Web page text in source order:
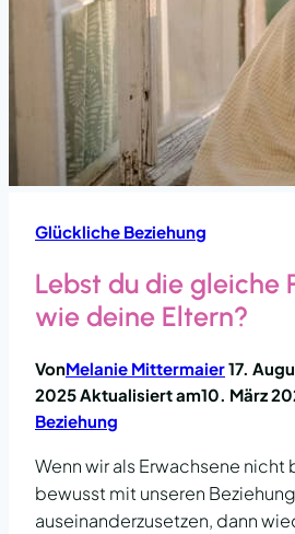
Glückliche Beziehung
Lebst du die gleiche
wie deine Eltern?
VonMelanie Mittermaier17.
2025Aktualisiert am10. März
Beziehung
Wenn wir als Erwachsene nicht
bewusst mit unseren
auseinanderzusetzen, dann